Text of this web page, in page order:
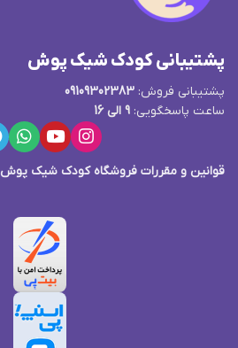
پشتیبانی کودک شیک پوش
پشتیبانی فروش: 09109302383
ساعت پاسخگویی: 9 الی 16
قوانین و مقررات فروشگاه کودک شیک پوش